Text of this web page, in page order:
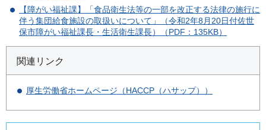
【障がい福祉課】「食品衛生法等の一部を改正する法律の施行に
伴う集団給食施設の取扱いについて」（令和2年8月20日付佐世
保市障がい福祉課長・生活衛生課長）（PDF：135KB）
関連リンク
厚生労働省ホームページ（HACCP（ハサップ））